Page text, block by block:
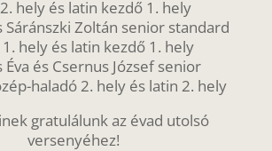
hely és latin kezdő 1. hely
Sáránszki Zoltán senior standard
hely és latin kezdő 1. hely
Éva és Csernus József senior
haladó 2. hely és latin 2. hely
gratulálunk az évad utolsó
versenyéhez!